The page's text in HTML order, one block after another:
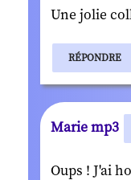
Une jolie
RÉPONDRE
Marie mp3
Oups ! J'ai